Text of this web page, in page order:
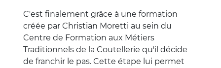
C'est finalement grâce à une formation
créée par Christian Moretti au sein du
Centre de Formation aux Métiers
Traditionnels de la Coutellerie qu'il décide
de franchir le pas. Cette étape lui permet